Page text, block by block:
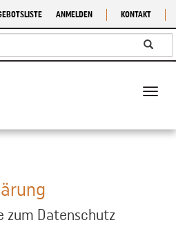
ANMELDEN KONTAKT
zum Datenschutz